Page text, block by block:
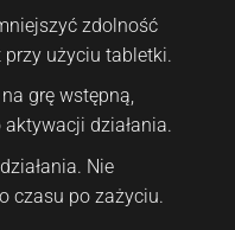
zdolność
użyciu tabletki.
grę wstępną,
działania.
Nie
czasu po zażyciu.